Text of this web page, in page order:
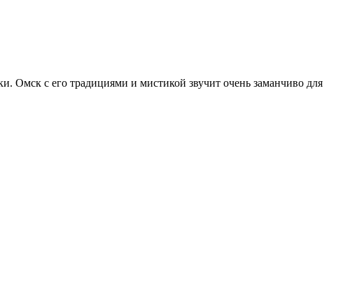
Омск с его традициями и мистикой звучит очень заманчиво для